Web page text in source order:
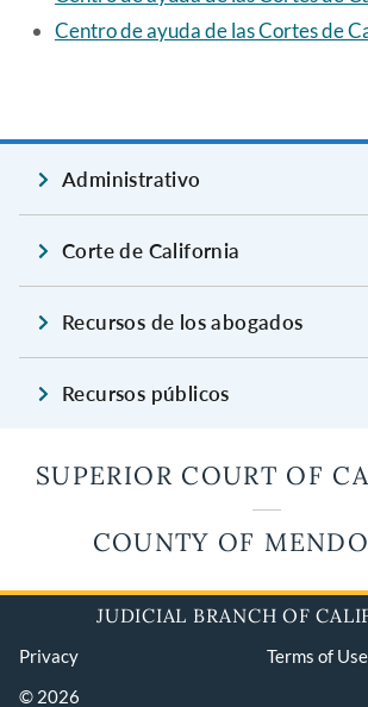
Centro de ayuda de las Cortes de
Administrativo
Corte de California
Recursos de los abogados
Recursos públicos
SUPERIOR COURT OF
COUNTY OF
JUDICIAL BRANCH OF
Privacy
Terms of Use
© 2026